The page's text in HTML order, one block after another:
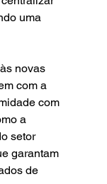
uma
novas
com a
com
a
setor
garantam
de